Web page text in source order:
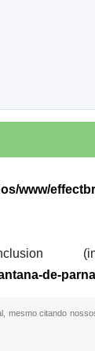
www/
de-
mesmo citando